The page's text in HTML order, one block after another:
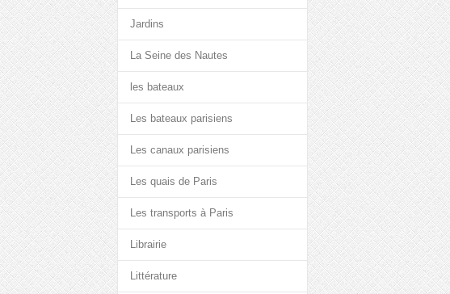
Jardins
La Seine des Nautes
les bateaux
Les bateaux parisiens
Les canaux parisiens
Les quais de Paris
Les transports à Paris
Librairie
Littérature